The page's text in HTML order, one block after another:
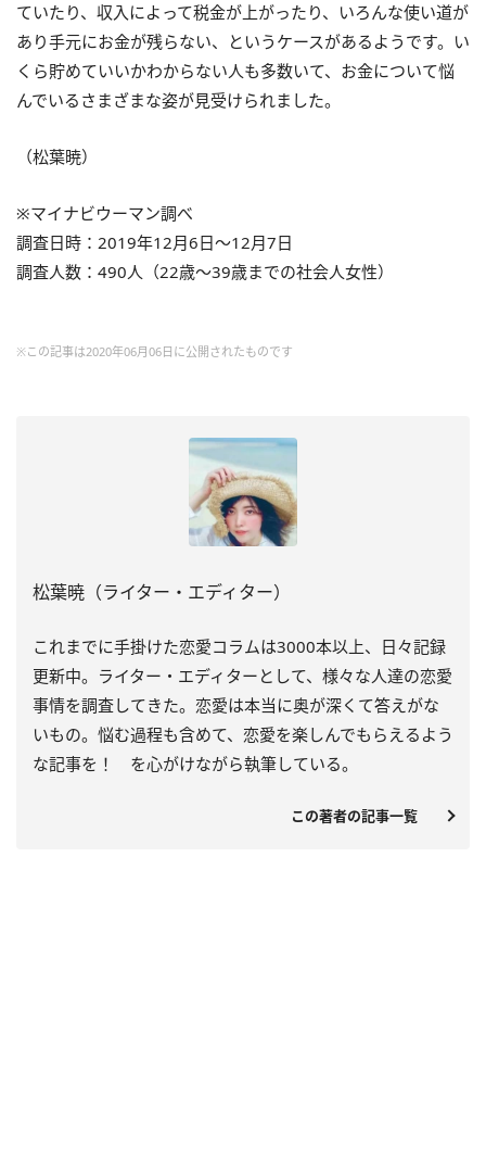
ていたり、収入によって税金が上がったり、いろんな使い道が
あり手元にお金が残らない、というケースがあるようです。い
くら貯めていいかわからない人も多数いて、お金について悩
んでいるさまざまな姿が見受けられました。
（松葉暁）
※マイナビウーマン調べ
調査日時：2019年12月6日～12月7日
調査人数：490人（22歳～39歳までの社会人女性）
※この記事は2020年06月06日に公開されたものです
松葉暁（ライター・エディター）
これまでに手掛けた恋愛コラムは3000本以上、日々記録
更新中。ライター・エディターとして、様々な人達の恋愛
事情を調査してきた。恋愛は本当に奥が深くて答えがな
いもの。悩む過程も含めて、恋愛を楽しんでもらえるよう
な記事を！ を心がけながら執筆している。
この著者の記事一覧